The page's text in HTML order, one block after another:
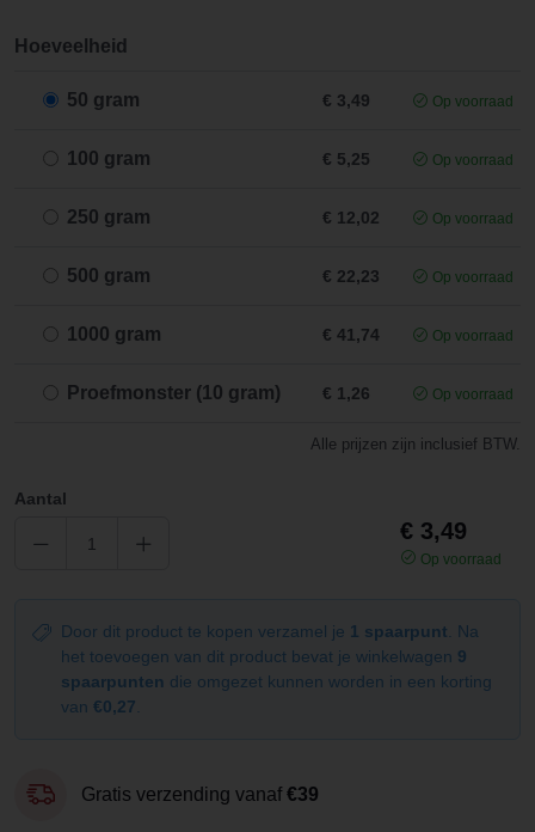
Hoeveelheid
50 gram € 3,49 Op voorraad
100 gram € 5,25 Op voorraad
250 gram € 12,02 Op voorraad
500 gram € 22,23 Op voorraad
1000 gram € 41,74 Op voorraad
Proefmonster (10 gram) € 1,26 Op voorraad
Alle prijzen zijn inclusief BTW.
Aantal
€ 3,49
Op voorraad
Door dit product te kopen verzamel je 1 spaarpunt . Na
het toevoegen van dit product bevat je winkelwagen 9
spaarpunten die omgezet kunnen worden in een korting
van €0,27
Gratis verzending vanaf €39